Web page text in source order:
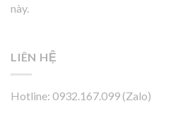
này.
LIÊN HỆ
Hotline: 0932.167.099 (Zalo)